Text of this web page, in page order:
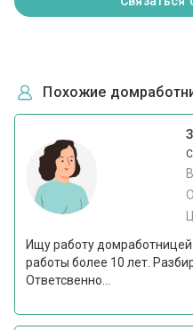
Похожие
Ищу работу
работы более 10 лет.
Ответсвенно...